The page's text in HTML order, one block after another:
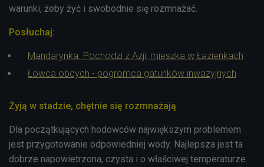
warunki, żeby żyć i swobodnie się rozmnażać.
Posłuchaj:
Mandarynka. Pochodzi z Azji, mieszka w Łazienkach
Łowca obcych - pogromca gatunków inwazyjnych
Żyją w stadzie, chętnie się rozmnażają
Dla początkujących hodowców największym problemem
jest przygotowanie odpowiedniej wody. Najlepsza jest ta
dobrze napowietrzona, czysta i o właściwej temperaturze.